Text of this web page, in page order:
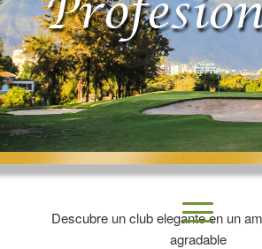
Descubre un club elegante en un
agradable